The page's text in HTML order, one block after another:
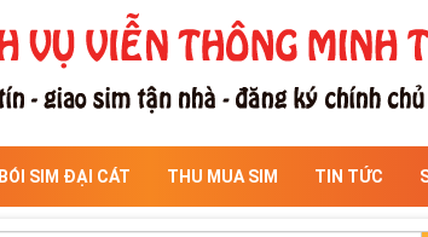
BÓI SIM ĐẠI CÁT THU MUA SIM TIN TỨC